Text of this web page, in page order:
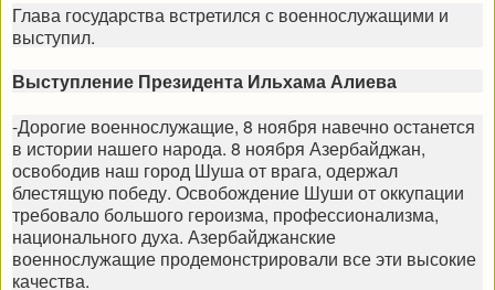
Глава государства встретился с военнослужащими и
выступил.
Выступление Президента Ильхама Алиева
-Дорогие военнослужащие, 8 ноября навечно останется
в истории нашего народа. 8 ноября Азербайджан,
освободив наш город Шуша от врага, одержал
блестящую победу. Освобождение Шуши от оккупации
требовало большого героизма, профессионализма,
национального духа. Азербайджанские
военнослужащие продемонстрировали все эти высокие
качества.